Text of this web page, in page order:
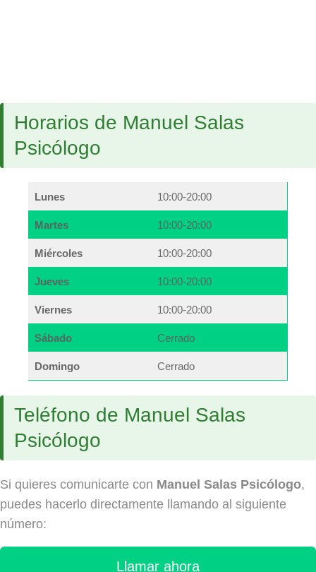
Horarios de Manuel Salas
Psicólogo
Lunes 10:00-20:00
Martes 10:00-20:00
Miércoles 10:00-20:00
Jueves 10:00-20:00
Viernes 10:00-20:00
Sábado Cerrado
Domingo Cerrado
Teléfono de Manuel Salas
Psicólogo
Si quieres comunicarte con Manuel Salas Psicólogo,
puedes hacerlo directamente llamando al siguiente
número:
Llamar ahora